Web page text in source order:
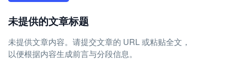
未提供的文章标题
未提供文章内容。请提交文章的 URL 或粘贴全文，
以便根据内容生成前言与分段信息。